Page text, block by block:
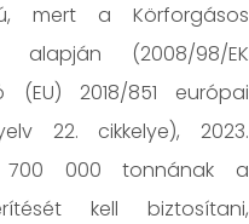
mert a Körforgásos
alapján (2008/98/EK
2018/851 európai
22. cikkelye), 2023.
700 000 tonnának a
kell biztosítani,